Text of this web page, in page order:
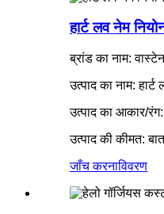
हार्ट लव नेम
ब्रांड का नाम: वास्टेन
उत्पाद का नाम:
उत्पाद का आकार/
उत्पाद की कीमत:
जाँच करनाविवरण